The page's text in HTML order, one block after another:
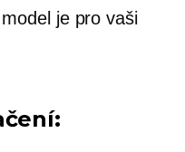
je pro vaši